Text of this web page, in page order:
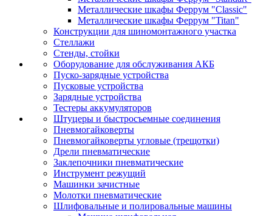
Металлические шкафы Феррум "Classic"
Металлические шкафы Феррум "Titan"
Конструкции для шиномонтажного участка
Стеллажи
Стенды, стойки
Оборудование для обслуживания АКБ
Пуско-зарядные устройства
Пусковые устройства
Зарядные устройства
Тестеры аккумуляторов
Штуцеры и быстросъемные соединения
Пневмогайковерты
Пневмогайковерты угловые (трещотки)
Дрели пневматические
Заклепочники пневматические
Инструмент режущий
Машинки зачистные
Молотки пневматические
Шлифовальные и полировальные машины